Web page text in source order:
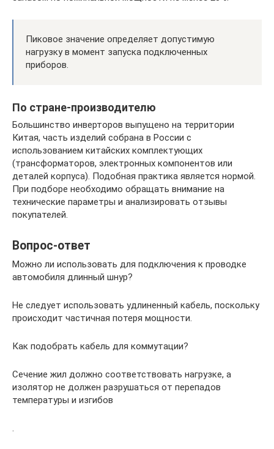
Пиковое значение определяет допустимую
нагрузку в момент запуска подключенных
приборов.
По стране-производителю
Большинство инверторов выпущено на территории
Китая, часть изделий собрана в России с
использованием китайских комплектующих
(трансформаторов, электронных компонентов или
деталей корпуса). Подобная практика является нормой.
При подборе необходимо обращать внимание на
технические параметры и анализировать отзывы
покупателей.
Вопрос-ответ
Можно ли использовать для подключения к проводке
автомобиля длинный шнур?
Не следует использовать удлиненный кабель, поскольку
происходит частичная потеря мощности.
Как подобрать кабель для коммутации?
Сечение жил должно соответствовать нагрузке, а
изолятор не должен разрушаться от перепадов
температуры и изгибов
.